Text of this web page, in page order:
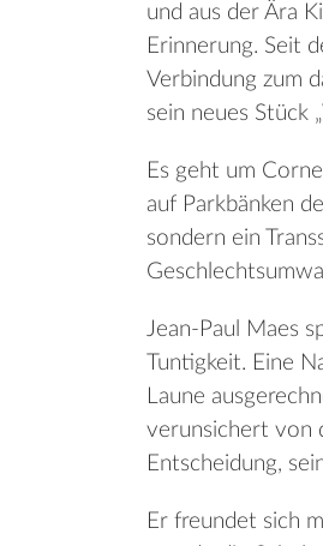
und aus der Ära
Erinnerung. Seit
Verbindung zum
sein neues Stück
Es geht um
auf Parkbänken
sondern ein
Jean-Paul Maes
Tuntigkeit. Eine
Laune
verunsichert von
Entscheidung,
Er freundet sich